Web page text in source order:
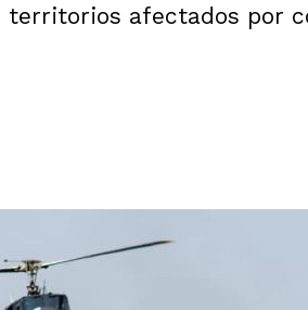
afectados por